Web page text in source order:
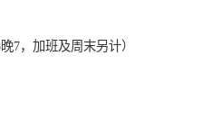
7，加班及周末另计）